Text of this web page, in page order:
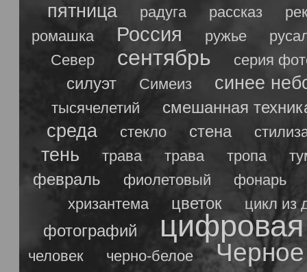
пятница радуга рассказ
ромашка
Россия ружье
Север
сентябрь серия
силуэт Симеиз синее
тысячелетий смешанная
среда стекло стена
тень трава трава тропа
февраль фиолетовый
фонарь
хризантема
цветок цикл из
фотографий
человек черно-белое